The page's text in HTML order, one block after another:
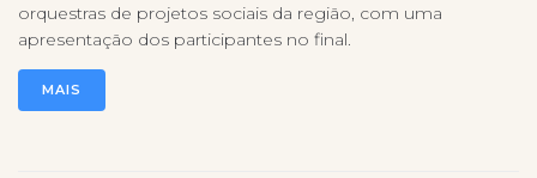
orquestras de projetos sociais da região, com uma
apresentação dos participantes no final.
MAIS